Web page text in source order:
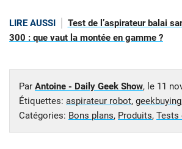
LIRE AUSSI
Test de l’aspirateur balai
300 : que vaut la montée en gamme ?
Par Antoine - Daily Geek Show, le 11
Étiquettes: aspirateur robot, geekbuying
Catégories: Bons plans, Produits, Tests